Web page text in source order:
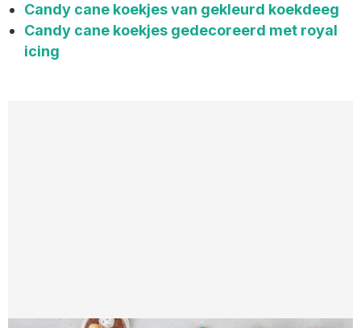
Candy cane koekjes van gekleurd koekdeeg
Candy cane koekjes gedecoreerd met royal
icing